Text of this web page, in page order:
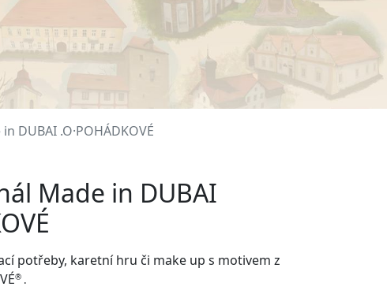
DUBAI .O·POHÁDKOVÉ
Made in DUBAI
potřeby, karetní hru či make up s motivem z
® .